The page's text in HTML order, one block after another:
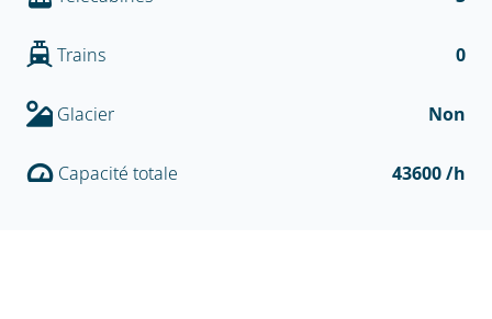
Trains 0
Glacier Non
Capacité totale 43600 /h